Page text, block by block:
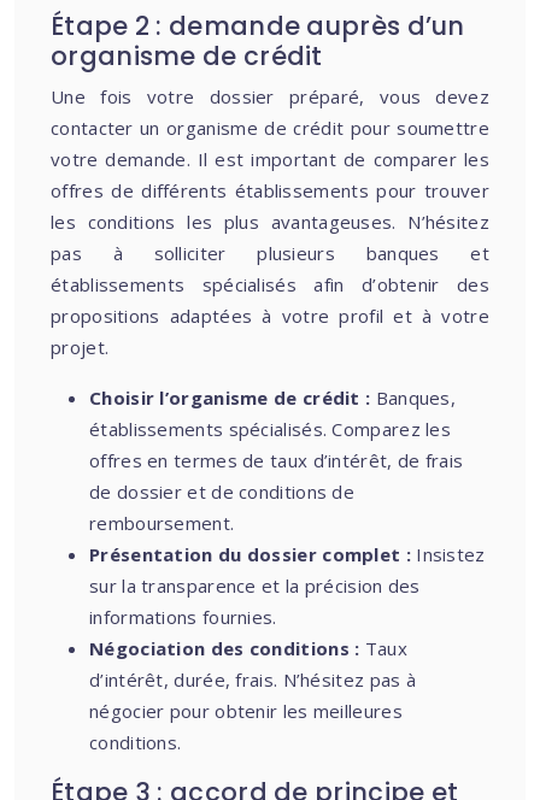
Étape 2 : demande auprès d’un
organisme de crédit
Une fois votre dossier préparé, vous devez
contacter un organisme de crédit pour soumettre
votre demande. Il est important de comparer les
offres de différents établissements pour trouver
les conditions les plus avantageuses. N’hésitez
pas à solliciter plusieurs banques et
établissements spécialisés afin d’obtenir des
propositions adaptées à votre profil et à votre
projet.
Choisir l’organisme de crédit : Banques,
établissements spécialisés. Comparez les
offres en termes de taux d’intérêt, de frais
de dossier et de conditions de
remboursement.
Présentation du dossier complet : Insistez
sur la transparence et la précision des
informations fournies.
Négociation des conditions : Taux
d’intérêt, durée, frais. N’hésitez pas à
négocier pour obtenir les meilleures
conditions.
Étape 3 : accord de principe et